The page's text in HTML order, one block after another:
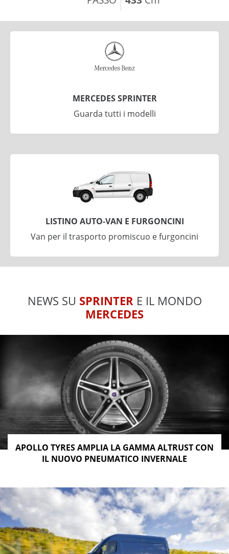
MERCEDES SPRINTER
Guarda tutti i modelli
LISTINO AUTO-VAN E FURGONCINI
Van per il trasporto promiscuo e furgoncini
NEWS SU SPRINTER E IL MONDO
MERCEDES
APOLLO TYRES AMPLIA LA GAMMA ALTRUST CON
IL NUOVO PNEUMATICO INVERNALE